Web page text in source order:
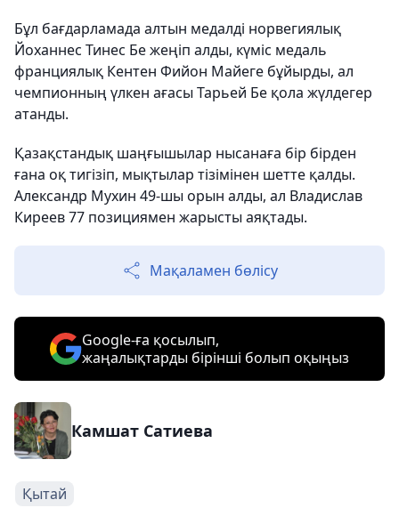
Бұл бағдарламада алтын медалді норвегиялық
Йоханнес Тинес Бе жеңіп алды, күміс медаль
франциялық Кентен Фийон Майеге бұйырды, ал
чемпионның үлкен ағасы Тарьей Бе қола жүлдегер
атанды.
Қазақстандық шаңғышылар нысанаға бір бірден
ғана оқ тигізіп, мықтылар тізімінен шетте қалды.
Александр Мухин 49-шы орын алды, ал Владислав
Киреев 77 позициямен жарысты аяқтады.
Мақаламен бөлісу
Google-ға қосылып,
жаңалықтарды бірінші болып оқыңыз
Камшат Сатиева
Қытай